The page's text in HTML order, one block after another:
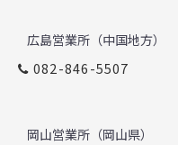
広島営業所（中国地方）
082-846-5507
岡山営業所（岡山県）